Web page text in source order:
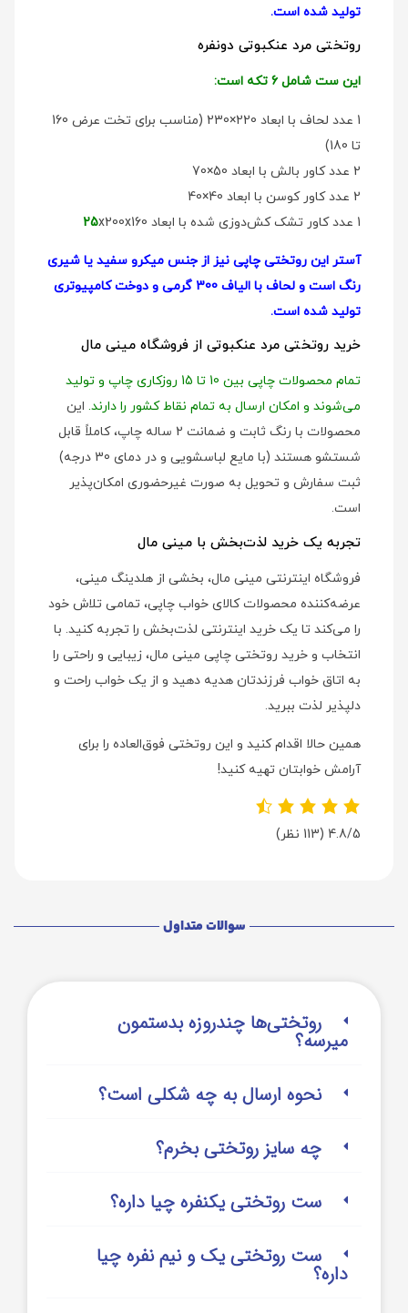
تولید شده است.
روتختی مرد عنکبوتی دو‌نفره
این ست شامل 6 تکه است:
1 عدد لحاف با ابعاد 220×230 (مناسب برای تخت عرض 160
تا 180)
2 عدد کاور بالش با ابعاد 50×70
2 عدد کاور کوسن با ابعاد 40×40
1 عدد کاور تشک کش‌دوزی شده با ابعاد
25x200x160
آستر این روتختی چاپی نیز از جنس میکرو سفید یا شیری
رنگ است و لحاف با الیاف 300 گرمی و دوخت کامپیوتری
تولید شده است.
خرید روتختی مرد عنکبوتی از فروشگاه مینی مال
تمام محصولات چاپی بین 10 تا 15 روزکاری چاپ و تولید
می‌شوند و امکان ارسال به تمام نقاط کشور را دارند. این
محصولات با رنگ ثابت و ضمانت 2 ساله چاپ، کاملاً قابل
شستشو هستند (با مایع لباسشویی و در دمای 30 درجه)
ثبت سفارش و تحویل به صورت غیرحضوری امکان‌پذیر
است.
تجربه یک خرید لذت‌بخش با مینی مال
فروشگاه اینترنتی مینی مال، بخشی از هلدینگ مینی،
عرضه‌کننده محصولات کالای خواب چاپی، تمامی تلاش خود
را می‌کند تا یک خرید اینترنتی لذت‌بخش را تجربه کنید. با
انتخاب و خرید روتختی چاپی مینی مال، زیبایی و راحتی را
به اتاق خواب فرزندتان هدیه دهید و از یک خواب راحت و
دلپذیر لذت ببرید.
همین حالا اقدام کنید و این روتختی فوق‌العاده را برای
آرامش خوابتان تهیه کنید!
4.8/5 (113 نظر)
سوالات متداول
روتختی‌‌ها چندروزه بدستمون
میرسه؟
نحوه ارسال به چه شکلی است؟
چه سایز روتختی بخرم؟
ست روتختی یکنفره چیا داره؟
ست روتختی یک و نیم نفره چیا
داره؟